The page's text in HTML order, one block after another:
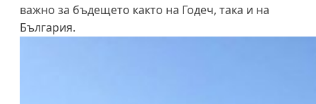
важно за бъдещето както на Годеч, така и на
България.